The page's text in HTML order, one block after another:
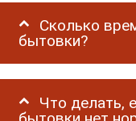
Сколько
бытовки?
Что делать,